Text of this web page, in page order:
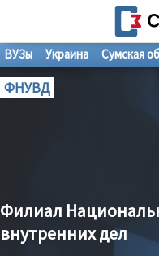
ВУЗы Украина Сумская
ФНУВД
Филиал
внутренних дел